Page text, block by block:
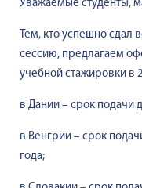
Уважаемые студенты,
Тем, кто успешно
сессию, предлагаем
учебной стажировки в
в Дании – срок подачи
в Венгрии – срок
года;